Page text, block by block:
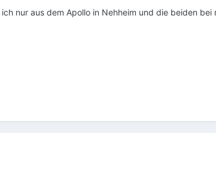
nur aus dem Apollo in Nehheim und die beiden bei